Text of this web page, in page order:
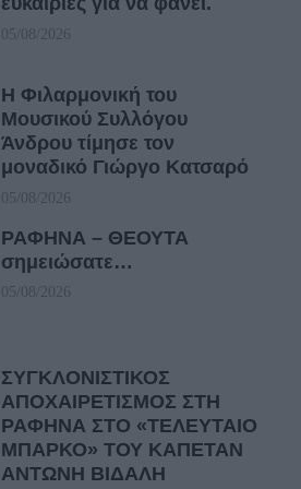
05/08/2026
Η Φιλαρμονική του
Μουσικού Συλλόγου
Άνδρου τίμησε τον
μοναδικό Γιώργο Κατσαρό
05/08/2026
ΡΑΦΗΝΑ – ΘΕΟΥΤΑ
σημειώσατε…
05/08/2026
ΣΥΓΚΛΟΝΙΣΤΙΚΟΣ
ΑΠΟΧΑΙΡΕΤΙΣΜΟΣ ΣΤΗ
ΡΑΦΗΝΑ ΣΤΟ «ΤΕΛΕΥΤΑΙΟ
ΜΠΑΡΚΟ» ΤΟΥ ΚΑΠΕΤΑΝ
ΑΝΤΩΝΗ ΒΙΔΑΛΗ